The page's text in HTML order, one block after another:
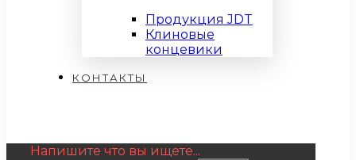
Продукция JDT
Клиновые
концевики
КОНТАКТЫ
Напишите что вы ищете...